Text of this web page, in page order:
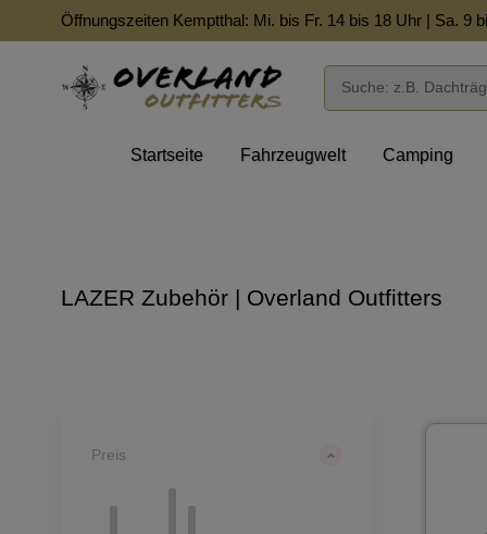
Öffnungszeiten Kemptthal: Mi. bis Fr. 14 bis 18 Uhr | Sa. 9
Startseite Fahrzeugwelt Camping
LAZER Zubehör | Overland Outfitters
Preis